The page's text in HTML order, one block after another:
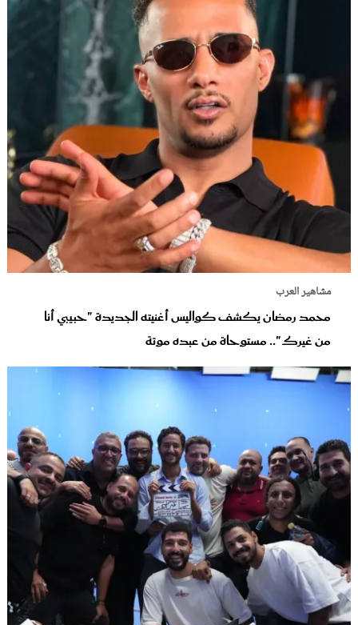
مشاهير العرب
محمد رمضان يكشف كواليس أغنيته الجديدة "حبيبي أنا
من غيرك".. مستوحاة من عبده موتة